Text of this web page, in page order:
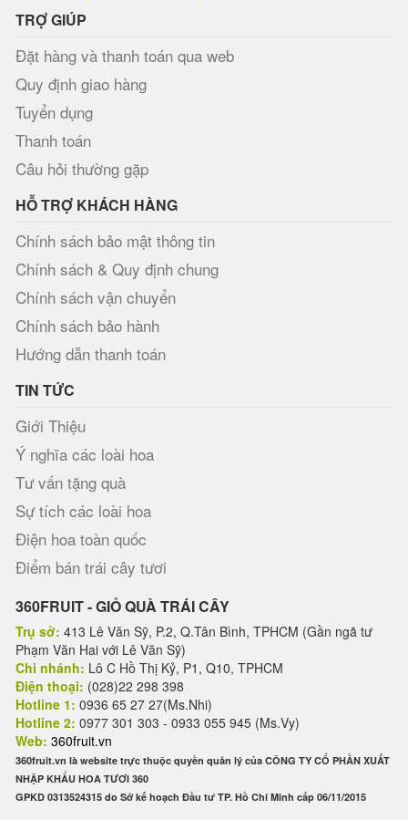
TRỢ GIÚP
Đặt hàng và thanh toán qua web
Quy định giao hàng
Tuyển dụng
Thanh toán
Câu hỏi thường gặp
HỖ TRỢ KHÁCH HÀNG
Chính sách bảo mật thông tin
Chính sách & Quy định chung
Chính sách vận chuyển
Chính sách bảo hành
Hướng dẫn thanh toán
TIN TỨC
Giới Thiệu
Ý nghĩa các loài hoa
Tư vấn tặng quà
Sự tích các loài hoa
Điện hoa toàn quốc
Điểm bán trái cây tươi
360FRUIT - GIỎ QUÀ TRÁI CÂY
Trụ sở: 413 Lê Văn Sỹ, P.2, Q.Tân Bình, TPHCM (Gần ngã tư
Phạm Văn Hai với Lê Văn Sỹ)
Chi nhánh: Lô C Hồ Thị Kỷ, P1, Q10, TPHCM
Điện thoại: (028)22 298 398
Hotline 1: 0936 65 27 27(Ms.Nhi)
Hotline 2: 0977 301 303 - 0933 055 945 (Ms.Vy)
Web: 360fruit.vn
360fruit.vn là website trực thuộc quyền quản lý của CÔNG TY CỔ PHẦN XUẤT
NHẬP KHẨU HOA TƯƠI 360
GPKD 0313524315 do Sở kế hoạch Đầu tư TP. Hồ Chí Minh cấp 06/11/2015